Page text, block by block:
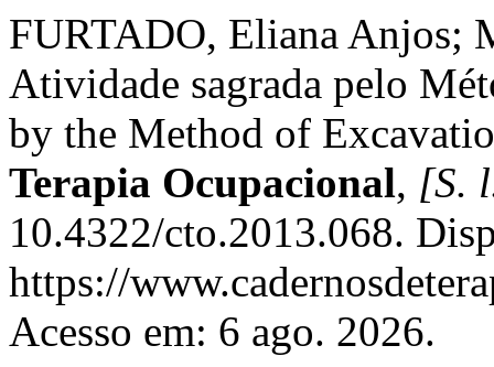
FURTADO, Eliana Anjos;
Atividade sagrada pelo
by the Method of
Terapia Ocupacional, [S.
10.4322/cto.2013.068.
https://
Acesso em: 6 ago. 2026.